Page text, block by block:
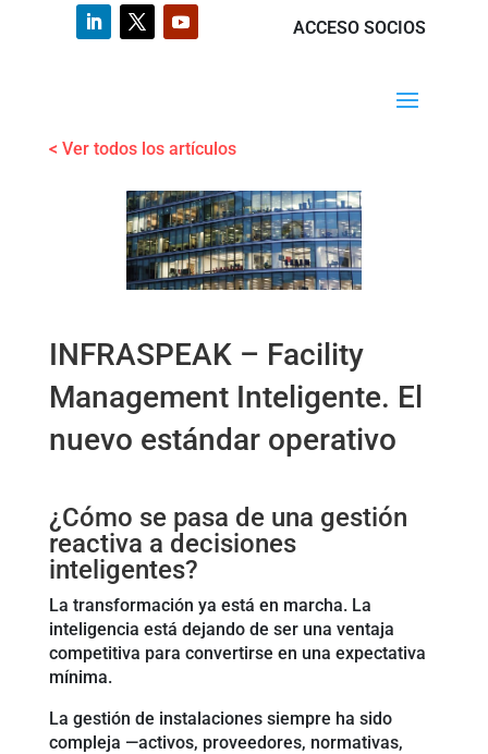
ACCESO SOCIOS
< Ver todos los artículos
INFRASPEAK – Facility
Management Inteligente. El
nuevo estándar operativo
¿Cómo se pasa de una gestión
reactiva a decisiones
inteligentes?
La transformación ya está en marcha. La
inteligencia está dejando de ser una ventaja
competitiva para convertirse en una expectativa
mínima.
La gestión de instalaciones siempre ha sido
compleja —activos, proveedores, normativas,